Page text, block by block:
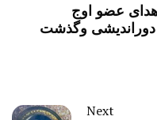
عضو اوج
وگذشت
Next